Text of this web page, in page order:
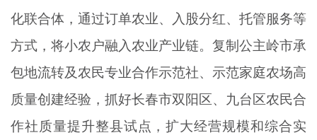
化联合体，通过订单农业、入股分红、托管服务等
方式，将小农户融入农业产业链。复制公主岭市承
包地流转及农民专业合作示范社、示范家庭农场高
质量创建经验，抓好长春市双阳区、九台区农民合
作社质量提升整县试点，扩大经营规模和综合实